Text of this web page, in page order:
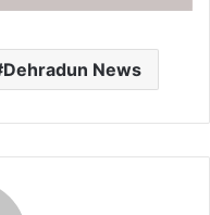
Dehradun News